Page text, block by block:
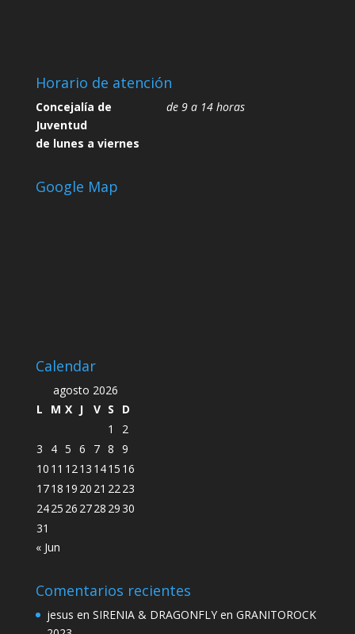
Horario de atención
Concejalía de
Juventud
de lunes a viernes
de 9 a 14 horas
Google Map
Calendar
agosto 2026
L
M X J V S
D
1
2
3
4 5 6 7 8 9
10 11 12 13 1415 16
1718 19 20 21 22 23
2425 26 2728 2930
31
« Jun
Comentarios recientes
jesus en SIRENIA & DRAGONFLY en GRANITOROCK